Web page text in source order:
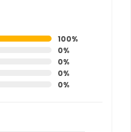
100%
0%
0%
0%
0%